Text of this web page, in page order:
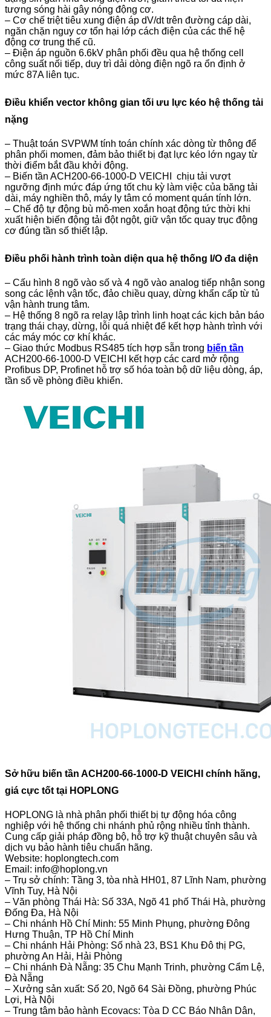
tượng sóng hài gây nóng động cơ.
– Cơ chế triệt tiêu xung điện áp dV/dt trên đường cáp dài,
ngăn chặn nguy cơ tổn hại lớp cách điện của các thế hệ
động cơ trung thế cũ.
– Điện áp nguồn 6.6kV phân phối đều qua hệ thống cell
công suất nối tiếp, duy trì dải dòng điện ngõ ra ổn định ở
mức 87A liên tục.
Điều khiển vector không gian tối ưu lực kéo hệ thống tải
nặng
– Thuật toán SVPWM tính toán chính xác dòng từ thông để
phân phối momen, đảm bảo thiết bị đạt lực kéo lớn ngay từ
thời điểm bắt đầu khởi động.
– Biến tần ACH200-66-1000-D VEICHI chịu tải vượt
ngưỡng định mức đáp ứng tốt chu kỳ làm việc của băng tải
dài, máy nghiền thô, máy ly tâm có moment quán tính lớn.
– Chế độ tự động bù mô-men xoắn hoạt động tức thời khi
xuất hiện biến động tải đột ngột, giữ vận tốc quay trục động
cơ đúng tần số thiết lập.
Điều phối hành trình toàn diện qua hệ thống I/O đa diện
– Cấu hình 8 ngõ vào số và 4 ngõ vào analog tiếp nhận song
song các lệnh vận tốc, đảo chiều quay, dừng khẩn cấp từ tủ
vận hành trung tâm.
– Hệ thống 8 ngõ ra relay lập trình linh hoạt các kịch bản báo
trạng thái chạy, dừng, lỗi quá nhiệt để kết hợp hành trình với
các máy móc cơ khí khác.
– Giao thức Modbus RS485 tích hợp sẵn trong biến tần
ACH200-66-1000-D VEICHI kết hợp các card mở rộng
Profibus DP, Profinet hỗ trợ số hóa toàn bộ dữ liệu dòng, áp,
tần số về phòng điều khiển.
Sở hữu biến tần ACH200-66-1000-D VEICHI chính hãng,
giá cực tốt tại HOPLONG
HOPLONG là nhà phân phối thiết bị tự động hóa công
nghiệp với hệ thống chi nhánh phủ rộng nhiều tỉnh thành.
Cung cấp giải pháp đồng bộ, hỗ trợ kỹ thuật chuyên sâu và
dịch vụ bảo hành tiêu chuẩn hãng.
Website: hoplongtech.com
Email: info@hoplong.vn
– Trụ sở chính: Tầng 3, tòa nhà HH01, 87 Lĩnh Nam, phường
Vĩnh Tuy, Hà Nội
– Văn phòng Thái Hà: Số 33A, Ngõ 41 phố Thái Hà, phường
Đống Đa, Hà Nội
– Chi nhánh Hồ Chí Minh: 55 Minh Phụng, phường Đông
Hưng Thuận, TP Hồ Chí Minh
– Chi nhánh Hải Phòng: Số nhà 23, BS1 Khu Đô thị PG,
phường An Hải, Hải Phòng
– Chi nhánh Đà Nẵng: 35 Chu Mạnh Trinh, phường Cẩm Lệ,
Đà Nẵng
– Xưởng sản xuất: Số 20, Ngõ 64 Sài Đồng, phường Phúc
Lợi, Hà Nội
– Trung tâm bảo hành Ecovacs: Tòa D CC Báo Nhân Dân,